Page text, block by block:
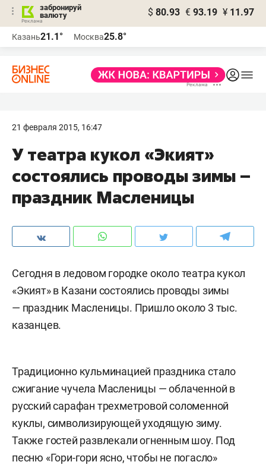
забронируй
валюту
$ 80.93 € 93.19 ¥ 11.97
Казань21.1° Москва25.8°
21 февраля 2015, 16:47
У театра кукол «Экият»
состоялись проводы зимы –
праздник Масленицы
Сегодня в ледовом городке около театра кукол
«Экият» в Казани состоялись проводы зимы
— праздник Масленицы. Пришло около 3 тыс.
казанцев.
Традиционно кульминацией праздника стало
сжигание чучела Масленицы — облаченной в
русский сарафан трехметровой соломенной
куклы, символизирующей уходящую зиму.
Также гостей развлекали огненным шоу. Под
песню «Гори-гори ясно, чтобы не погасло»